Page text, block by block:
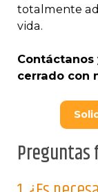
totalmente
vida.
cerrado con
Preguntas